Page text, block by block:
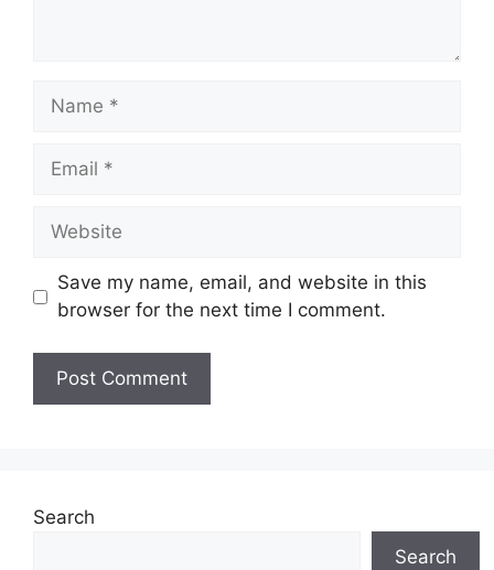
Name
Email
Website
Save my name, email, and website in this
browser for the next time I comment.
Search
Search